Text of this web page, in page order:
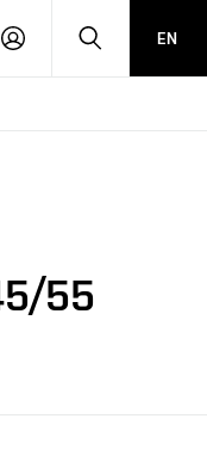
PŘIHLÁSIT HLEDATEN
55